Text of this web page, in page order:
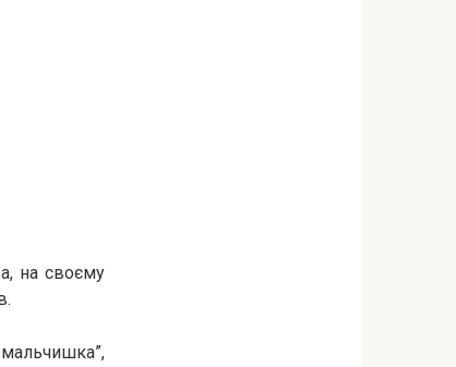
на своєму